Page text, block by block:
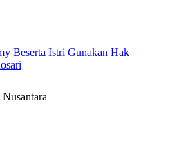
Beserta Istri Gunakan Hak